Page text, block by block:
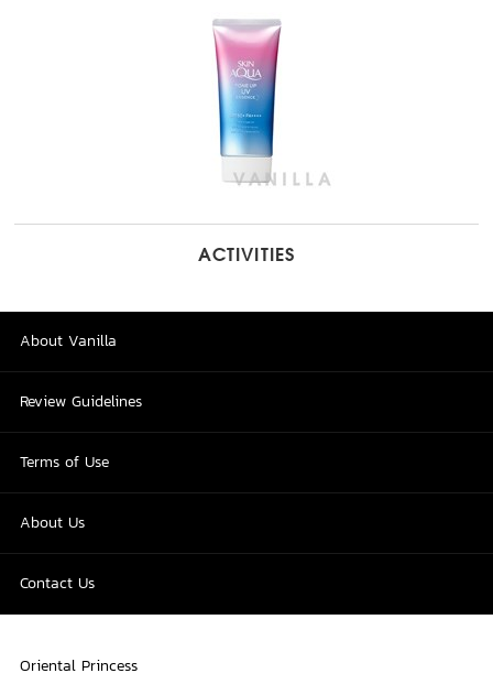
ACTIVITIES
About Vanilla
Review Guidelines
Terms of Use
About Us
Contact Us
Oriental Princess